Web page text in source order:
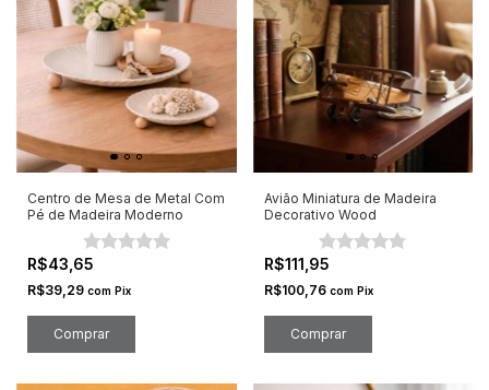
Centro de Mesa de Metal Com
Pé de Madeira Moderno
R$43,65
R$39,29 com Pix
Comprar
Avião Miniatura de Madeira
Decorativo Wood
R$111,95
R$100,76 com Pix